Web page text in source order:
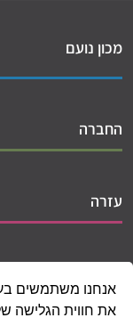
אנחנו משתמשים
את חווית הגלישה
מכון נועם
החברה
עזרה